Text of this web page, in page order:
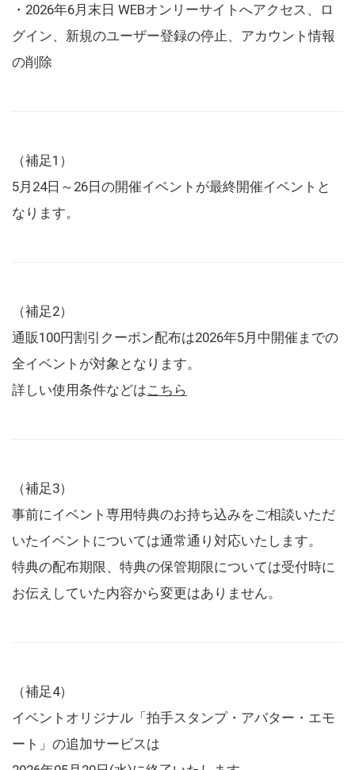
・2026年6月末日 WEBオンリーサイトへアクセス、ロ
グイン、新規のユーザー登録の停止、アカウント情報
の削除
（補足1）
5月24日～26日の開催イベントが最終開催イベントと
なります。
（補足2）
通販100円割引クーポン配布は2026年5月中開催までの
全イベントが対象となります。
詳しい使用条件などはこちら
（補足3）
事前にイベント専用特典のお持ち込みをご相談いただ
いたイベントについては通常通り対応いたします。
特典の配布期限、特典の保管期限については受付時に
お伝えしていた内容から変更はありません。
（補足4）
イベントオリジナル「拍手スタンプ・アバター・エモ
ート」の追加サービスは